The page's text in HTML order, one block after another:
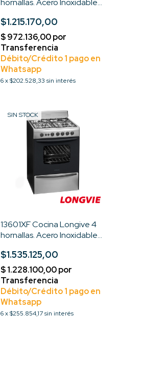
hornallas. Acero Inoxidable-
Multigas-Rejilla Hierro-
Standar
$1.215.170,00
6 x$202.528,33 sin interés
SIN STOCK
13601XF Cocina Longive 4
hornallas. Acero Inoxidable-
Multigas-Rejillas Enlozadas-
Standar
$1.535.125,00
6 x$255.854,17 sin interés